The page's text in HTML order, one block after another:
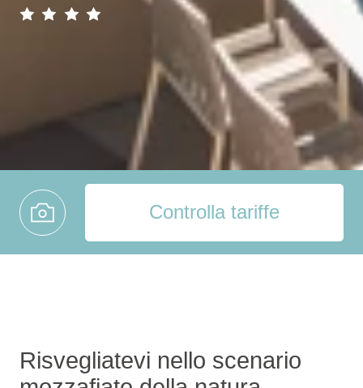
Controlla tariffe
Risvegliatevi nello scenario